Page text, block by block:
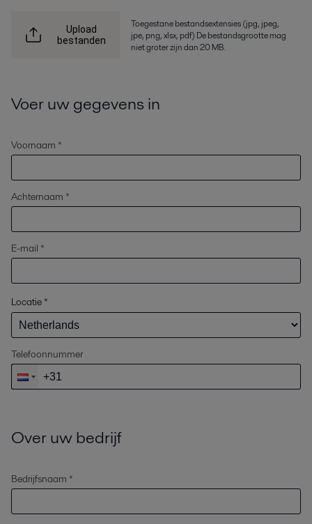
Upload
bestanden
Toegestane bestandsextensies (jpg, jpeg,
jpe, png, xlsx, pdf) De bestandsgrootte mag
niet groter zijn dan 20 MB.
Voer uw gegevens in
Voornaam *
Achternaam *
E-mail *
Locatie *
Telefoonnummer
Over uw bedrijf
Bedrijfsnaam *